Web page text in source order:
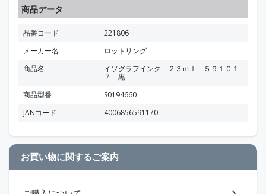
商品データ
品番コード
221806
メーカー名
ロットリング
商品名
イソグラフインク ２３ｍｌ ５９１０１
７ 黒
商品型番
S0194660
JANコード
4006856591170
お買い物に関するご案内